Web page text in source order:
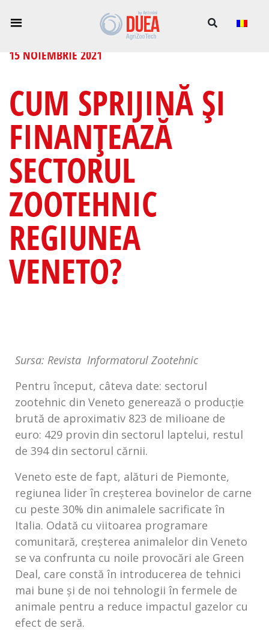
15 NOIEMBRIE 2021
CUM SPRIJINĂ ȘI
FINANȚEAZĂ
SECTORUL
ZOOTEHNIC
REGIUNEA
VENETO?
Sursa: Revista Informatorul Zootehnic
Pentru început, câteva date: sectorul
zootehnic din Veneto generează o producție
brută de aproximativ 823 de milioane de
euro: 429 provin din sectorul laptelui, restul
de 394 din sectorul cărnii.
Veneto este de fapt, alături de Piemonte,
regiunea lider în creșterea bovinelor de carne
cu peste 30% din animalele sacrificate în
Italia. Odată cu viitoarea programare
comunitară, creșterea animalelor din Veneto
se va confrunta cu noile provocări ale Green
Deal, care constă în introducerea de tehnici
mai bune și de noi tehnologii în fermele de
animale pentru a reduce impactul gazelor cu
efect de seră.